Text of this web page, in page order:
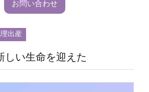
お問い合わせ
出産
しい生命を迎えた